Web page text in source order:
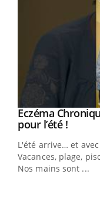
Youtube
Eczéma
pour l’été !Youtube
L'été arrive… et
Vacances, plage,
Nos mains sont ...